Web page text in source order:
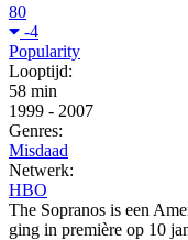
80
-4
Popularity
Looptijd:
58 min
1999 - 2007
Genres:
Misdaad
Netwerk:
HBO
The Sopranos is een
ging in première op 10